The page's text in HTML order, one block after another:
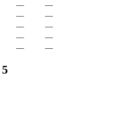
—
—
—
—
—
—
—
—
— —
5